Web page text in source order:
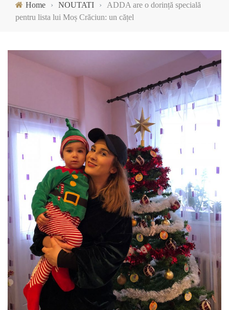
Home › NOUTATI ›
ADDA are o dorință specială
pentru lista lui Moș Crăciun: un cățel